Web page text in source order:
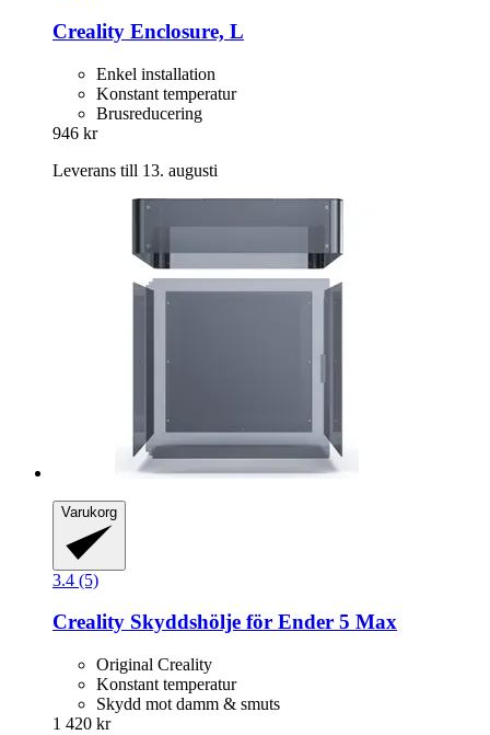
Creality Enclosure, L
Enkel installation
Konstant temperatur
Brusreducering
946 kr
Leverans till 13. augusti
Varukorg
3.4 (5)
Creality Skyddshölje för Ender 5 Max
Original Creality
Konstant temperatur
Skydd mot damm & smuts
1 420 kr